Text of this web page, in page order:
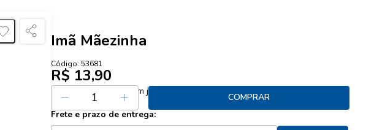
Imã Mãezinha
Código: 53681
R$ 13,90
Ou R$ 13,90 sem juros
COMPRAR
Frete e prazo de entrega: